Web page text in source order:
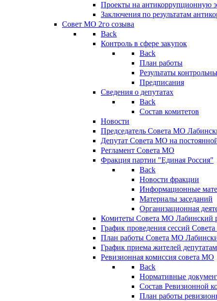
Проекты на антикоррупционную
Заключения по результатам
Совет МО 2го созыва
Back
Контроль в сфере закупок
Back
План работы
Результаты
Предписания
Сведения о депутатах
Back
Состав комитетов
Новости
Председатель Совета МО
Депутат Совета МО на
Регламент Совета МО
Фракция партии "Единая Россия"
Back
Новости фракции
Информационные
Материалы заседаний
Организационная
Комитеты Совета МО Лабинский
График проведения сессий
План работы Совета МО
График приема жителей
Ревизионная комиссия совета МО
Back
Нормативные
Состав Ревизионной
План работы